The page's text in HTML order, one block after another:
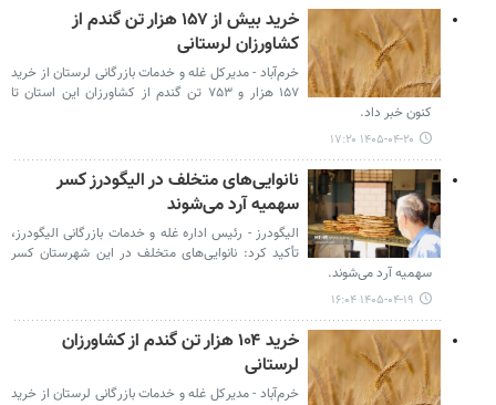
خرید بیش از ۱۵۷ هزار تن گندم از
کشاورزان لرستانی
خرم‌آباد - مدیرکل غله و خدمات بازرگانی لرستان از خرید
۱۵۷ هزار و ۷۵۳ تن گندم از کشاورزان این استان تا
کنون خبر داد.
۱۴۰۵-۰۴-۲۰ ۱۷:۲۰
نانوایی‌های متخلف در الیگودرز کسر
سهمیه آرد می‌شوند
الیگودرز - رئیس اداره غله و خدمات بازرگانی الیگودرز،
تأکید کرد: نانوایی‌های متخلف در این شهرستان کسر
سهمیه آرد می‌شوند.
۱۴۰۵-۰۴-۱۹ ۱۶:۰۴
خرید ۱۰۴ هزار تن گندم از کشاورزان
لرستانی
خرم‌آباد - مدیرکل غله و خدمات بازرگانی لرستان از خرید